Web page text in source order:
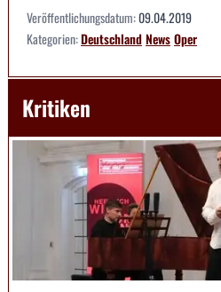
Veröffentlichungsdatum:09.04.2019
Kategorien:DeutschlandNewsOper
Kritiken